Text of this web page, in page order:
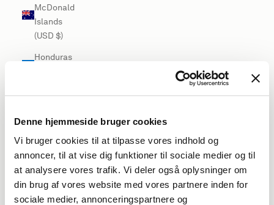
Denne hjemmeside bruger cookies
Vi bruger cookies til at tilpasse vores indhold og
annoncer, til at vise dig funktioner til sociale medier og til
at analysere vores trafik. Vi deler også oplysninger om
din brug af vores website med vores partnere inden for
sociale medier, annonceringspartnere og
McDonald
Islands
(USD $)
Honduras
$)
Hungary
(EUR €)
Iceland
(USD $)